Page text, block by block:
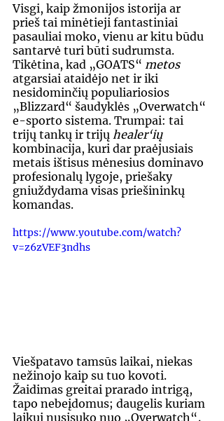
Visgi, kaip žmonijos istorija ar
prieš tai minėtieji fantastiniai
pasauliai moko, vienu ar kitu būdu
santarvė turi būti sudrumsta.
Tikėtina, kad „GOATS“ metos
atgarsiai ataidėjo net ir iki
nesidominčių populiariosios
„Blizzard“ šaudyklės „Overwatch“
e-sporto sistema. Trumpai: tai
trijų tankų ir trijų healer‘ių
kombinacija, kuri dar praėjusiais
metais ištisus mėnesius dominavo
profesionalų lygoje, priešaky
gniuždydama visas priešininkų
komandas.
https://www.youtube.com/watch?
v=z6zVEF3ndhs
Viešpatavo tamsūs laikai, niekas
nežinojo kaip su tuo kovoti.
Žaidimas greitai prarado intrigą,
tapo nebeįdomus; daugelis kuriam
laikui nusisuko nuo „Overwatch“,